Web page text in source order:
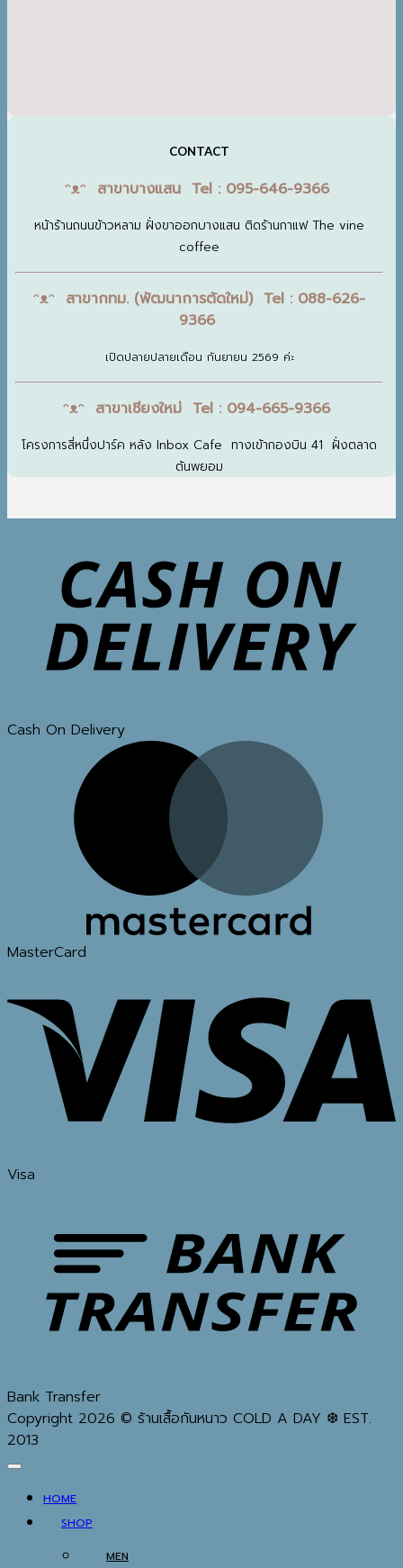
CONTACT
ᵔᴥᵔ สาขาบางแสน Tel : 095-646-9366
หน้าร้านถนนข้าวหลาม ฝั่งขาออกบางแสน ติดร้านกาแฟ The vine
coffee
ᵔᴥᵔ สาขากทม. (พัฒนาการตัดใหม่) Tel : 088-626-
9366
เปิดปลายปลายเดือน กันยายน 2569 ค่ะ
ᵔᴥᵔ สาขาเชียงใหม่ Tel : 094-665-9366
โครงการสี่หนึ่งปาร์ค หลัง Inbox Cafe ทางเข้ากองบิน 41 ฝั่งตลาด
ต้นพยอม
Cash On Delivery
MasterCard
Visa
Bank Transfer
Copyright 2026 © ร้านเสื้อกันหนาว COLD A DAY ❆ EST.
2013
HOME
SHOP
MEN